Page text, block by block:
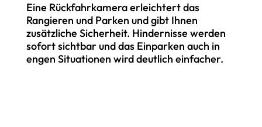
Eine Rückfahrkamera erleichtert das
Rangieren und Parken und gibt Ihnen
zusätzliche Sicherheit. Hindernisse werden
sofort sichtbar und das Einparken auch in
engen Situationen wird deutlich einfacher.